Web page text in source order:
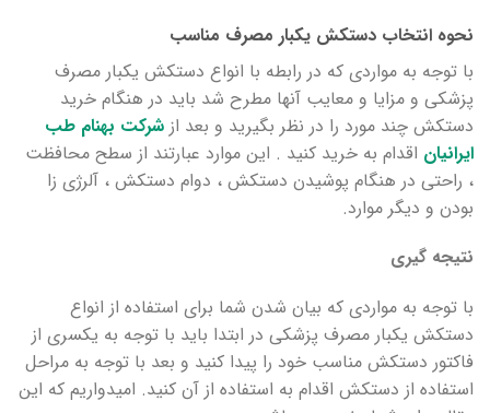
نحوه انتخاب دستکش یکبار مصرف مناسب
با توجه به مواردی که در رابطه با انواع دستکش یکبار مصرف
پزشکی و مزایا و معایب آنها مطرح شد باید در هنگام خرید
دستکش چند مورد را در نظر بگیرید و بعد از شرکت بهنام طب
ایرانیان اقدام به خرید کنید . این موارد عبارتند از سطح محافظت
، راحتی در هنگام پوشیدن دستکش ، دوام دستکش ، آلرژی زا
بودن و دیگر موارد.
نتیجه گیری
با توجه به مواردی که بیان شدن شما برای استفاده از انواع
دستکش یکبار مصرف پزشکی در ابتدا باید با توجه به یکسری از
فاکتور دستکش مناسب خود را پیدا کنید و بعد با توجه به مراحل
استفاده از دستکش اقدام به استفاده از آن کنید. امیدواریم که این